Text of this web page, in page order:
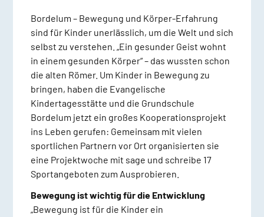
Bordelum – Bewegung und Körper-Erfahrung
sind für Kinder unerlässlich, um die Welt und sich
selbst zu verstehen. „Ein gesunder Geist wohnt
in einem gesunden Körper“ – das wussten schon
die alten Römer. Um Kinder in Bewegung zu
bringen, haben die Evangelische
Kindertagesstätte und die Grundschule
Bordelum jetzt ein großes Kooperationsprojekt
ins Leben gerufen: Gemeinsam mit vielen
sportlichen Partnern vor Ort organisierten sie
eine Projektwoche mit sage und schreibe 17
Sportangeboten zum Ausprobieren.
Bewegung ist wichtig für die Entwicklung
„Bewegung ist für die Kinder ein